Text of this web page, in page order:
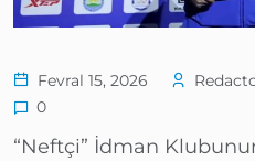
Fevral 15, 2026
0
“Neftçi” İdman